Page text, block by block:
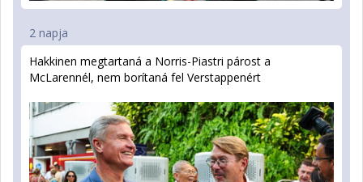
2 napja
Hakkinen megtartaná a Norris-Piastri párost a
McLarennél, nem borítaná fel Verstappenért